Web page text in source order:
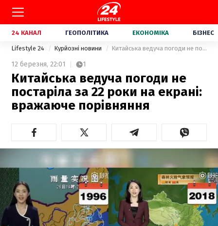
24 КАНАЛ ГЕОПОЛІТИКА ЕКОНОМІКА БІЗНЕС
Lifestyle 24 Курйозні новини Китайська ведуча погоди не постаріла за 22 роки на екрані: вражаюче порівняння
12 березня, 22:01 1
Китайська ведуча погоди не
постаріла за 22 роки на екрані:
вражаюче порівняння